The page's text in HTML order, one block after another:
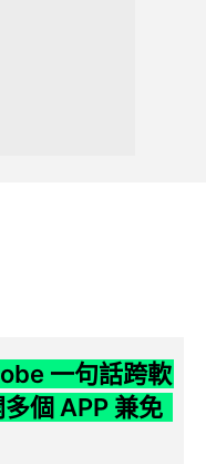
一句話跨軟
個 APP 兼免